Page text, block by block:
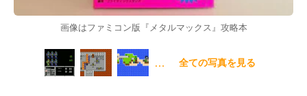
画像はファミコン版『メタルマックス』攻略本
… 全ての写真を見る